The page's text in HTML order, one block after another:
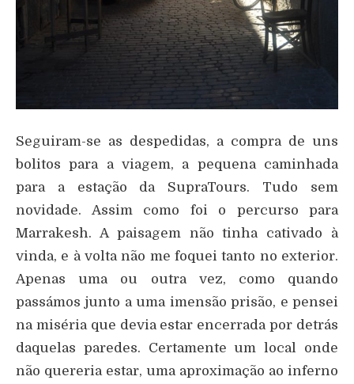
Seguiram-se as despedidas, a compra de uns
bolitos para a viagem, a pequena caminhada
para a estação da SupraTours. Tudo sem
novidade. Assim como foi o percurso para
Marrakesh. A paisagem não tinha cativado à
vinda, e à volta não me foquei tanto no exterior.
Apenas uma ou outra vez, como quando
passámos junto a uma imensão prisão, e pensei
na miséria que devia estar encerrada por detrás
daquelas paredes. Certamente um local onde
não quereria estar, uma aproximação ao inferno